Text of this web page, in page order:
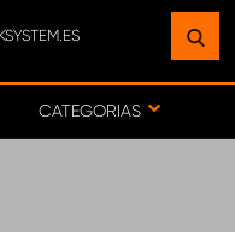
CATEGORIAS